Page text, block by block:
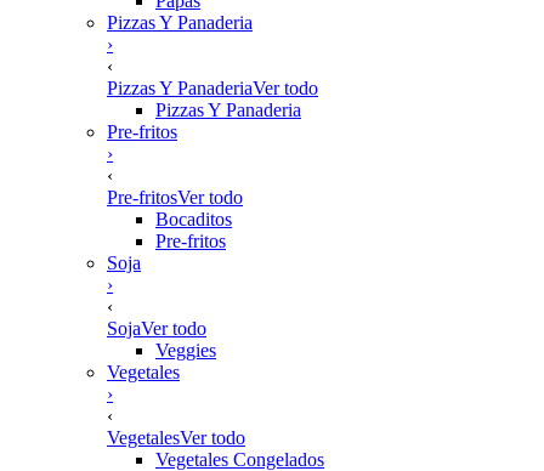
Pizzas Y Panaderia
›
‹
Pizzas Y PanaderiaVer todo
Pizzas Y Panaderia
Pre-fritos
›
‹
Pre-fritosVer todo
Bocaditos
Pre-fritos
Soja
›
‹
SojaVer todo
Veggies
Vegetales
›
‹
VegetalesVer todo
Vegetales Congelados